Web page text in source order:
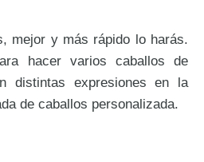
mejor y más rápido lo harás.
hacer varios caballos de
distintas expresiones en la
de caballos personalizada.